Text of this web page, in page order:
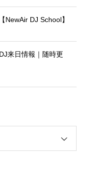
NewAir DJ School】
来日情報｜随時更